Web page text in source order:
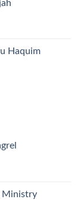
Haquim
Ministry